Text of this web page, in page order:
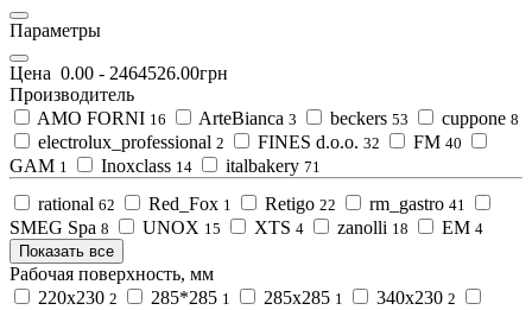
Параметры
Цена 0.00 - 2464526.00грн
Производитель
AMO FORNI 16 ArteBianca 3 beckers 53 cuppone 8
electrolux_professional 2 FINES d.o.o. 32 FM 40
GAM 1 Inoxclass 14 italbakery 71
rational 62 Red_Fox 1 Retigo 22 rm_gastro 41
SMEG Spa 8 UNOX 15 XTS 4 zanolli 18 ЕМ 4
Показать все
Рабочая поверхность, мм
220х230 2 285*285 1 285х285 1 340х230 2